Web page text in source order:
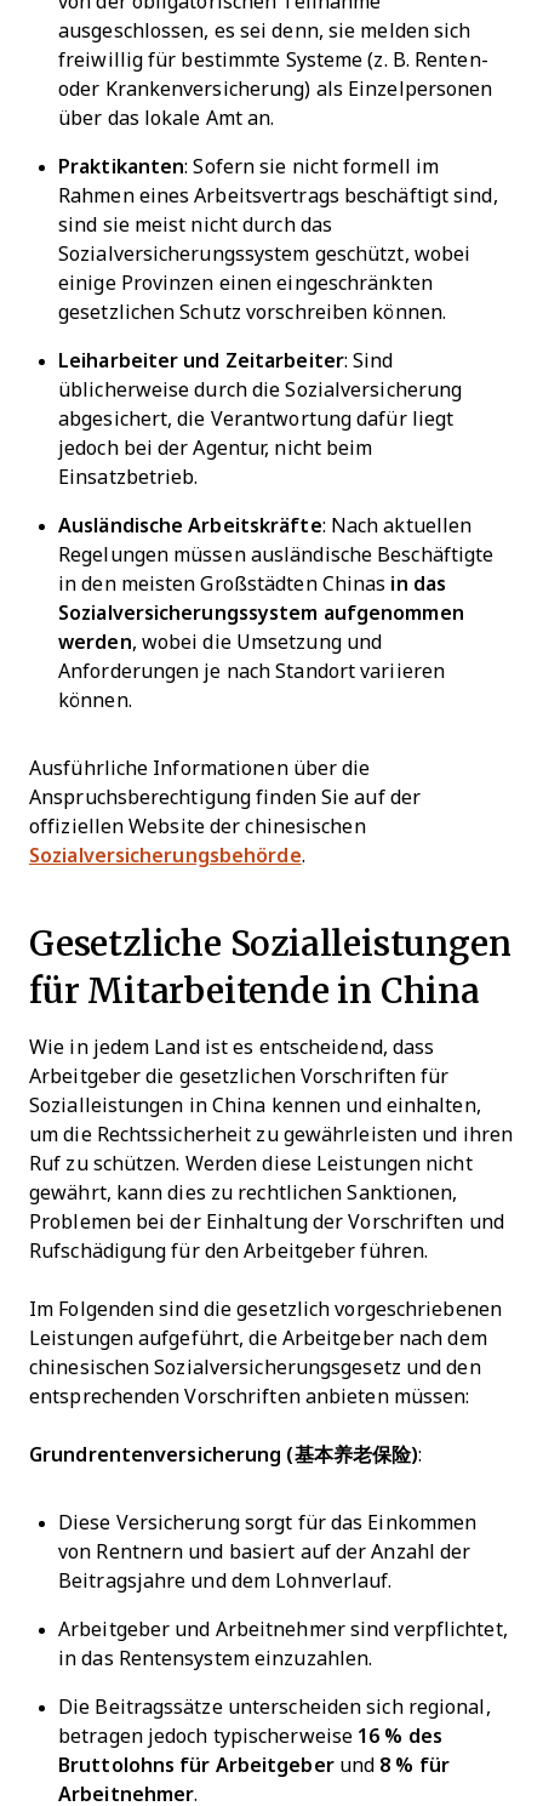
ausgeschlossen, es sei denn, sie melden sich
freiwillig für bestimmte Systeme (z. B. Renten-
oder Krankenversicherung) als Einzelpersonen
über das lokale Amt an.
Praktikanten: Sofern sie nicht formell im
Rahmen eines Arbeitsvertrags beschäftigt sind,
sind sie meist nicht durch das
Sozialversicherungssystem geschützt, wobei
einige Provinzen einen eingeschränkten
gesetzlichen Schutz vorschreiben können.
Leiharbeiter und Zeitarbeiter: Sind
üblicherweise durch die Sozialversicherung
abgesichert, die Verantwortung dafür liegt
jedoch bei der Agentur, nicht beim
Einsatzbetrieb.
Ausländische Arbeitskräfte: Nach aktuellen
Regelungen müssen ausländische Beschäftigte
in den meisten Großstädten Chinas in das
Sozialversicherungssystem aufgenommen
werden, wobei die Umsetzung und
Anforderungen je nach Standort variieren
können.
Ausführliche Informationen über die
Anspruchsberechtigung finden Sie auf der
offiziellen Website der chinesischen
Sozialversicherungsbehörde.
Gesetzliche Sozialleistungen
für Mitarbeitende in China
Wie in jedem Land ist es entscheidend, dass
Arbeitgeber die gesetzlichen Vorschriften für
Sozialleistungen in China kennen und einhalten,
um die Rechtssicherheit zu gewährleisten und ihren
Ruf zu schützen. Werden diese Leistungen nicht
gewährt, kann dies zu rechtlichen Sanktionen,
Problemen bei der Einhaltung der Vorschriften und
Rufschädigung für den Arbeitgeber führen.
Im Folgenden sind die gesetzlich vorgeschriebenen
Leistungen aufgeführt, die Arbeitgeber nach dem
chinesischen Sozialversicherungsgesetz und den
entsprechenden Vorschriften anbieten müssen:
Grundrentenversicherung (基本养老保险):
Diese Versicherung sorgt für das Einkommen
von Rentnern und basiert auf der Anzahl der
Beitragsjahre und dem Lohnverlauf.
Arbeitgeber und Arbeitnehmer sind verpflichtet,
in das Rentensystem einzuzahlen.
Die Beitragssätze unterscheiden sich regional,
betragen jedoch typischerweise 16 % des
Bruttolohns für Arbeitgeberund 8 % für
Arbeitnehmer.